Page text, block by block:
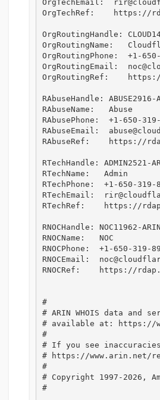
OrgTechEmail:
OrgTechRef:    https://
OrgRoutingHandle:
OrgRoutingName:
OrgRoutingPhone:  +1-
OrgRoutingEmail:
OrgRoutingRef:
RAbuseHandle: ABUSE2916-
RAbuseName:   Abuse
RAbusePhone:  +1-650-
RAbuseEmail:
RAbuseRef:    https://
RTechHandle: ADMIN2521-
RTechName:   Admin
RTechPhone:  +1-650-319-
RTechEmail:
RTechRef:    https://
RNOCHandle: NOC11962-ARIN
RNOCName:   NOC
RNOCPhone:  +1-650-319-
RNOCEmail:
RNOCRef:    https://
#
# ARIN WHOIS data and
# available at: https://
#
# If you see
# https://www.arin.net/
#
# Copyright 1997-2026,
#